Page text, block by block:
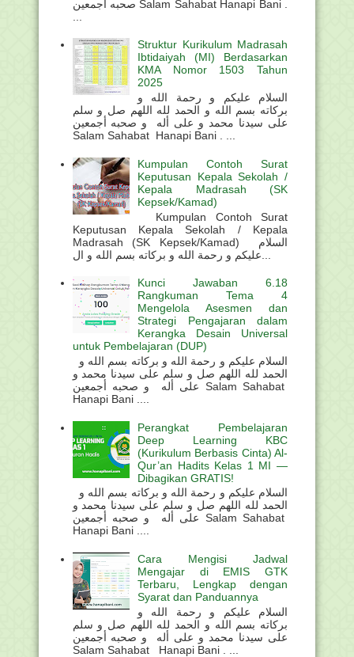
صحبه أجمعين Salam Sahabat Hanapi Bani .
Struktur Kurikulum Madrasah
Ibtidaiyah (MI) Berdasarkan
KMA Nomor 1503 Tahun
2025
السلام عليكم و رحمة الله و
بركاته بسم الله و الحمد لله اللهم صل و سلم
على سيدنا محمد و على أله و صحبه أجمعين
Salam Sahabat Hanapi Bani . ...
Kumpulan Contoh Surat
Keputusan Kepala Sekolah /
Kepala Madrasah (SK
Kepsek/Kamad)
Kumpulan Contoh Surat
Keputusan Kepala Sekolah / Kepala
Madrasah (SK Kepsek/Kamad) السلام
Kunci Jawaban 6.18
Rangkuman Tema 4
Mengelola Asesmen dan
Strategi Pengajaran dalam
Kerangka Desain Universal
untuk Pembelajaran (DUP)
الحمد لله اللهم صل و سلم على سيدنا محمد و
على أله و صحبه أجمعين Salam Sahabat
Hanapi Bani ....
Perangkat Pembelajaran
Deep Learning KBC
(Kurikulum Berbasis Cinta) Al-
Qur’an Hadits Kelas 1 MI —
Dibagikan GRATIS!
الحمد لله اللهم صل و سلم على سيدنا محمد و
على أله و صحبه أجمعين Salam Sahabat
Hanapi Bani ....
Cara Mengisi Jadwal
Mengajar di EMIS GTK
Terbaru, Lengkap dengan
Syarat dan Panduannya
السلام عليكم و رحمة الله و
بركاته بسم الله و الحمد لله اللهم صل و سلم
على سيدنا محمد و على أله و صحبه أجمعين
Salam Sahabat Hanapi Bani . ...